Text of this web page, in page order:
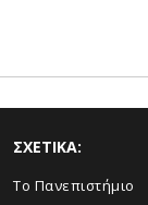
ΣΧΕΤΙΚΑ:
Το Πανεπιστήμιο